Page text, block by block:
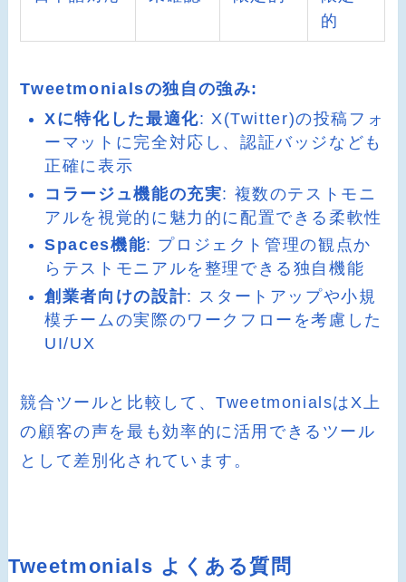
的
Tweetmonialsの独自の強み:
Xに特化した最適化: X(Twitter)の投稿フォ
ーマットに完全対応し、認証バッジなども
正確に表示
コラージュ機能の充実: 複数のテストモニ
アルを視覚的に魅力的に配置できる柔軟性
Spaces機能: プロジェクト管理の観点か
らテストモニアルを整理できる独自機能
創業者向けの設計: スタートアップや小規
模チームの実際のワークフローを考慮した
UI/UX
競合ツールと比較して、TweetmonialsはX上
の顧客の声を最も効率的に活用できるツール
として差別化されています。
Tweetmonials よくある質問